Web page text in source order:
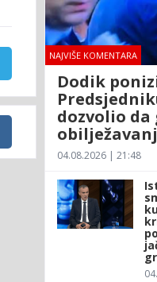
NAJVIŠE KOMENTARA
Dodik
dozvolio da
04.08.2026 | 21:48